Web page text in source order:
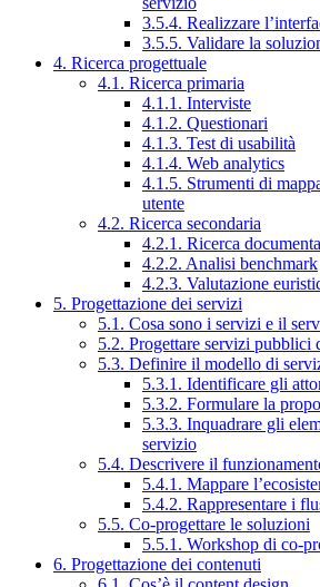
3.5.4. Realizzare
3.5.5. Validare la
4. Ricerca progettuale
4.1. Ricerca primaria
4.1.1. Interviste
4.1.2. Questionari
4.1.3. Test di usabilità
4.1.4. Web analytics
4.1.5. Strumenti di
utente
4.2. Ricerca secondaria
4.2.1. Ricerca
4.2.2. Analisi benchmark
4.2.3. Valutazione
5. Progettazione dei servizi
5.1. Cosa sono i servizi e il
5.2. Progettare servizi pubblici
5.3. Definire il modello di
5.3.1. Identificare gli
5.3.2. Formulare la
5.3.3. Inquadrare gli
servizio
5.4. Descrivere il
5.4.1. Mappare
5.4.2. Rappresentare i
5.5. Co-progettare le soluzioni
5.5.1. Workshop di co-
6. Progettazione dei contenuti